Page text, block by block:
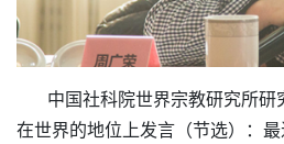
中国社科院世界宗教研究所研
在世界的地位上发言（节选）：